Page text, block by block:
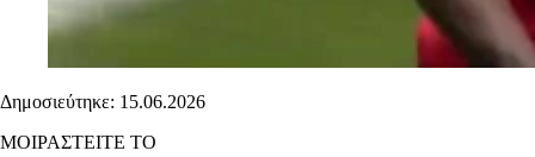
Δημοσιεύτηκε: 15.06.2026
ΜΟΙΡΑΣΤΕΙΤΕ ΤΟ